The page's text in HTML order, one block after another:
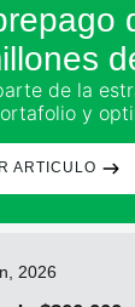
de la
y
y ampliar
de
ARTICULO
2026